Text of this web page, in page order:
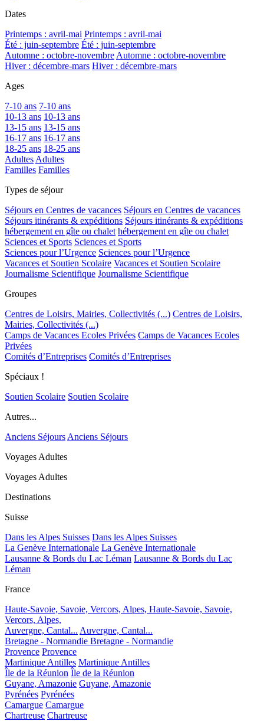
Dates
Printemps : avril-mai Printemps : avril-mai
Été : juin-septembre Été : juin-septembre
Automne : octobre-novembreAutomne : octobre-novembre
Hiver : décembre-mars Hiver : décembre-mars
Ages
7-10 ans 7-10 ans
10-13 ans 10-13 ans
13-15 ans 13-15 ans
16-17 ans 16-17 ans
18-25 ans 18-25 ans
AdultesAdultes
Familles Familles
Types de séjour
Séjours en Centres de vacances Séjours en Centres de vacances
Séjours itinérants & expéditions Séjours itinérants & expéditions
hébergement en gîte ou chalet hébergement en gîte ou chalet
Sciences et Sports Sciences et Sports
Sciences pour l’Urgence Sciences pour l’Urgence
Vacances et Soutien Scolaire Vacances et Soutien Scolaire
Journalisme Scientifique Journalisme Scientifique
Groupes
Centres de Loisirs, Mairies, Collectivités (...) Centres de Loisirs,
Mairies, Collectivités (...)
Camps de Vacances Ecoles Privées Camps de Vacances Ecoles
Privées
Comités d’Entreprises Comités d’Entreprises
Spéciaux !
Soutien Scolaire Soutien Scolaire
Autres...
Anciens SéjoursAnciens Séjours
Voyages Adultes
Voyages Adultes
Destinations
Suisse
Dans les Alpes Suisses Dans les Alpes Suisses
La Genève Internationale La Genève Internationale
Lausanne & Bords du Lac Léman Lausanne & Bords du Lac
Léman
France
Haute-Savoie, Savoie, Vercors, Alpes, Haute-Savoie, Savoie,
Vercors, Alpes,
Auvergne, Cantal... Auvergne, Cantal...
Bretagne - Normandie Bretagne - Normandie
Provence Provence
Martinique Antilles Martinique Antilles
Île de la Réunion Île de la Réunion
Guyane, Amazonie Guyane, Amazonie
Pyrénées Pyrénées
Camargue Camargue
Chartreuse Chartreuse